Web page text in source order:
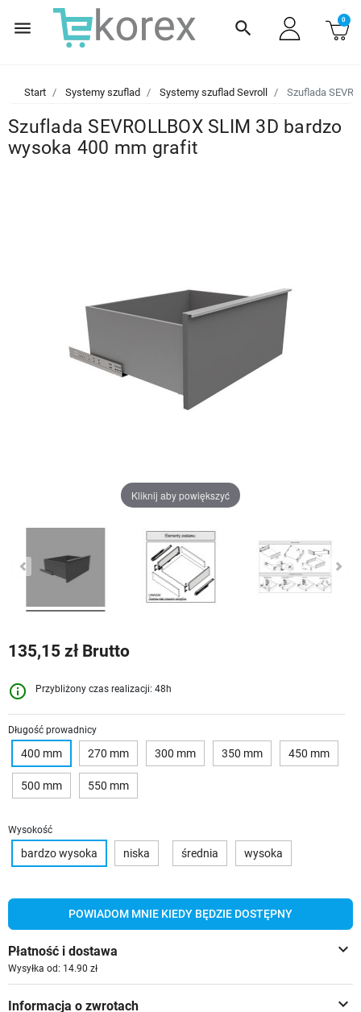
menu search 0
Start Systemy szuflad Systemy szuflad Sevroll Szuflada
Szuflada SEVROLLBOX SLIM 3D bardzo
wysoka 400 mm grafit
Kliknij aby powiększyć
135,15 zł Brutto
info_outline Przybliżony czas realizacji: 48h
Długość prowadnicy
400 mm 270 mm 300 mm 350 mm 450 mm
500 mm 550 mm
Wysokość
bardzo wysoka niska średnia wysoka
POWIADOM MNIE KIEDY BĘDZIE DOSTĘPNY
keyboard_arrow_down
Płatność i dostawa
Wysyłka od: 14.90 zł
keyboard_arrow_down
Informacja o zwrotach